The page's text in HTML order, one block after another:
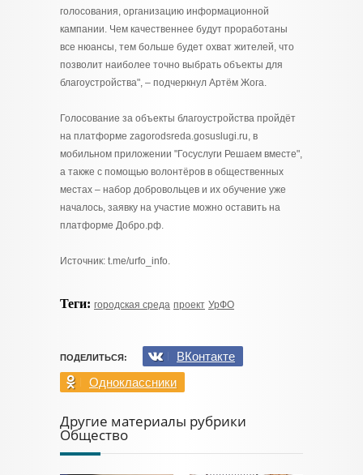
голосования, организацию информационной
кампании. Чем качественнее будут проработаны
все нюансы, тем больше будет охват жителей, что
позволит наиболее точно выбрать объекты для
благоустройства", – подчеркнул Артём Жога.
Голосование за объекты благоустройства пройдёт
на платформе zagorodsreda.gosuslugi.ru, в
мобильном приложении "Госуслуги Решаем вместе",
а также с помощью волонтёров в общественных
местах – набор добровольцев и их обучение уже
началось, заявку на участие можно оставить на
платформе Добро.рф.
Источник: t.me/urfo_info.
Теги: городская среда проект УрФО
ПОДЕЛИТЬСЯ:
ВКонтакте
Одноклассники
Другие материалы рубрики
Общество